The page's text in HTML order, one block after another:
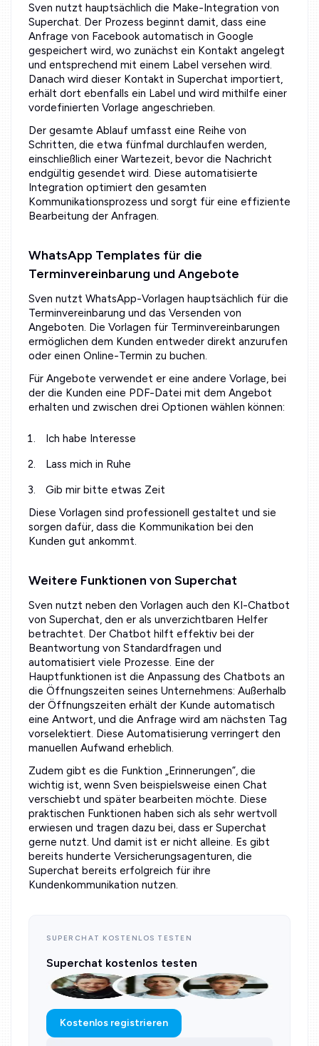
Sven nutzt hauptsächlich die Make-Integration von
Superchat. Der Prozess beginnt damit, dass eine
Anfrage von Facebook automatisch in Google
gespeichert wird, wo zunächst ein Kontakt angelegt
und entsprechend mit einem Label versehen wird.
Danach wird dieser Kontakt in Superchat importiert,
erhält dort ebenfalls ein Label und wird mithilfe einer
vordefinierten Vorlage angeschrieben.
Der gesamte Ablauf umfasst eine Reihe von
Schritten, die etwa fünfmal durchlaufen werden,
einschließlich einer Wartezeit, bevor die Nachricht
endgültig gesendet wird. Diese automatisierte
Integration optimiert den gesamten
Kommunikationsprozess und sorgt für eine effiziente
Bearbeitung der Anfragen.
WhatsApp Templates für die
Terminvereinbarung und Angebote
Sven nutzt WhatsApp-Vorlagen hauptsächlich für die
Terminvereinbarung und das Versenden von
Angeboten. Die Vorlagen für Terminvereinbarungen
ermöglichen dem Kunden entweder direkt anzurufen
oder einen Online-Termin zu buchen.
Für Angebote verwendet er eine andere Vorlage, bei
der die Kunden eine PDF-Datei mit dem Angebot
erhalten und zwischen drei Optionen wählen können:
Ich habe Interesse
Lass mich in Ruhe
Gib mir bitte etwas Zeit
Diese Vorlagen sind professionell gestaltet und sie
sorgen dafür, dass die Kommunikation bei den
Kunden gut ankommt.
Weitere Funktionen von Superchat
Sven nutzt neben den Vorlagen auch den KI-Chatbot
von Superchat, den er als unverzichtbaren Helfer
betrachtet. Der Chatbot hilft effektiv bei der
Beantwortung von Standardfragen und
automatisiert viele Prozesse. Eine der
Hauptfunktionen ist die Anpassung des Chatbots an
die Öffnungszeiten seines Unternehmens: Außerhalb
der Öffnungszeiten erhält der Kunde automatisch
eine Antwort, und die Anfrage wird am nächsten Tag
vorselektiert. Diese Automatisierung verringert den
manuellen Aufwand erheblich.
Zudem gibt es die Funktion „Erinnerungen”, die
wichtig ist, wenn Sven beispielsweise einen Chat
verschiebt und später bearbeiten möchte. Diese
praktischen Funktionen haben sich als sehr wertvoll
erwiesen und tragen dazu bei, dass er Superchat
gerne nutzt. Und damit ist er nicht alleine. Es gibt
bereits hunderte Versicherungsagenturen, die
Superchat bereits erfolgreich für ihre
Kundenkommunikation nutzen.
SUPERCHAT KOSTENLOS TESTEN
Superchat kostenlos testen
Kostenlos registrieren